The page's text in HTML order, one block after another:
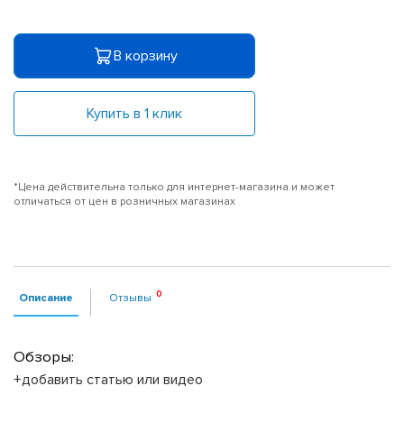
В корзину
Купить в 1 клик
*Цена действительна только для интернет-магазина и может
отличаться от цен в розничных магазинах
Описание Отзывы
Обзоры:
+добавить статью или видео